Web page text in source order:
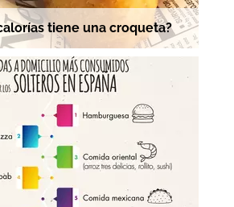
tiene una croqueta?